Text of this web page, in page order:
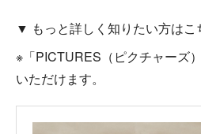
▼ もっと詳しく知りたい方はこ
※「PICTURES（ピクチャーズ
いただけます。